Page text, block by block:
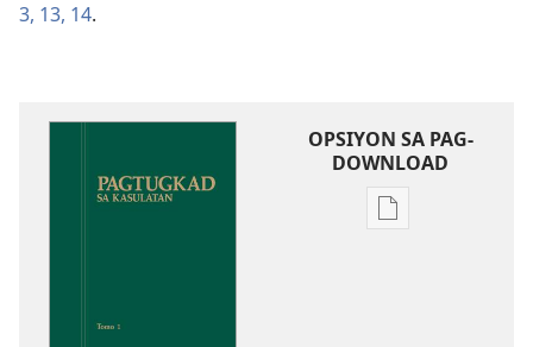
3, 13, 14.
OPSIYON SA PAG-
DOWNLOAD
Opsiyon